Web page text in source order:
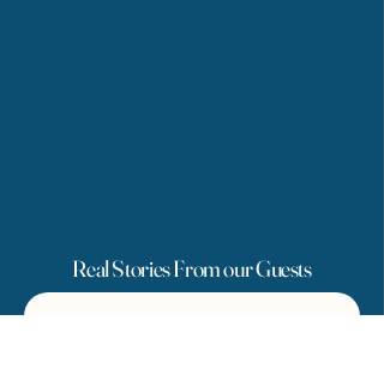
Real Stories From our Guests